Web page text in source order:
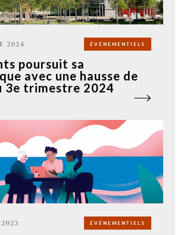
2024 ÉVÉNEMENTIELS
poursuit sa
avec une hausse de
3e trimestre 2024
ÉVÉNEMENTIELS